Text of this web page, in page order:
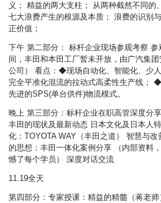
义； 精益的两大支柱； 从两种截然不同的
七大浪费产生的根源及本质； 浪费的识别
正价值；
下午 第二部分： 标杆企业现场参观考察
间，丰田和本田工厂暂未开放，由广汽集
公司） 看点：◆现场自动化、智能化、少
完全平准化混流的拉动式高柔性生产线；
先进的SPS(单台供件)物流模式。
晚上 第三部分：标杆企业在职高管深度分
丰田的现状及最新动态 日本文化及日本人
化：TOYOTA WAY（丰田之道） 智慧与
的思想：丰田一体化案例分享 （内部资料
憾了每个学员） 深度对话交流
11.19全天
第四部分：专家授课：精益的精髓（蒋老